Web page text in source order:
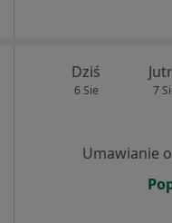
Dziś
6 Sie 7
Umawianie